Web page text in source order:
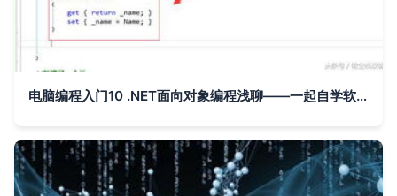
电脑编程入门10 .NET面向对象编程浅聊——一起自学软件开发制作